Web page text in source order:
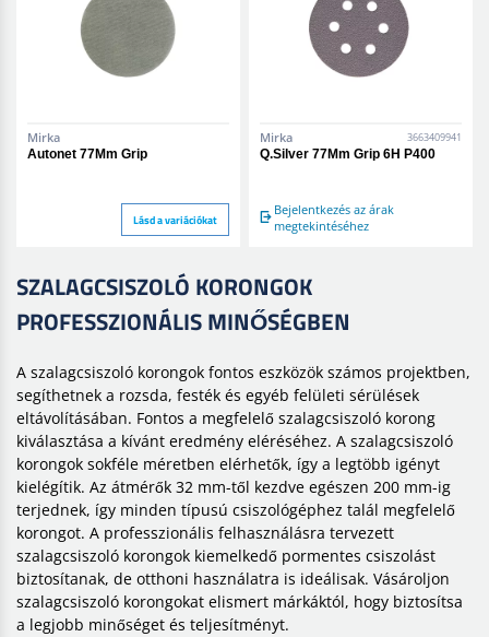
Mirka
Autonet 77Mm Grip
Lásd a variációkat
Mirka 3663409941
Q.Silver 77Mm Grip 6H P400
Bejelentkezés az árak
megtekintéséhez
SZALAGCSISZOLÓ KORONGOK
PROFESSZIONÁLIS MINŐSÉGBEN
A szalagcsiszoló korongok fontos eszközök számos projektben,
segíthetnek a rozsda, festék és egyéb felületi sérülések
eltávolításában. Fontos a megfelelő szalagcsiszoló korong
kiválasztása a kívánt eredmény eléréséhez. A szalagcsiszoló
korongok sokféle méretben elérhetők, így a legtöbb igényt
kielégítik. Az átmérők 32 mm-től kezdve egészen 200 mm-ig
terjednek, így minden típusú csiszológéphez talál megfelelő
korongot. A professzionális felhasználásra tervezett
szalagcsiszoló korongok kiemelkedő pormentes csiszolást
biztosítanak, de otthoni használatra is ideálisak. Vásároljon
szalagcsiszoló korongokat elismert márkáktól, hogy biztosítsa
a legjobb minőséget és teljesítményt.